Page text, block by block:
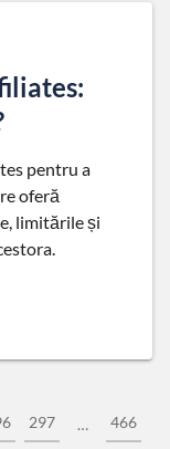
pentru a
oferă
limitările și
297 … 466